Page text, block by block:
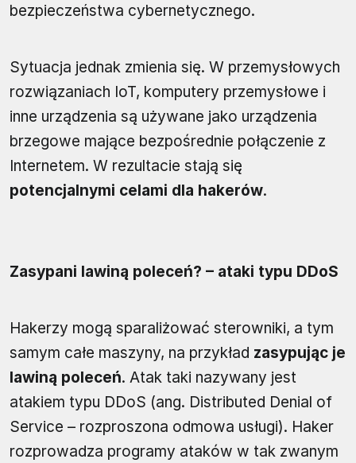
bezpieczeństwa cybernetycznego.
Sytuacja jednak zmienia się. W przemysłowych
rozwiązaniach IoT, komputery przemysłowe i
inne urządzenia są używane jako urządzenia
brzegowe mające bezpośrednie połączenie z
Internetem. W rezultacie stają się
potencjalnymi celami dla hakerów.
Zasypani lawiną poleceń? – ataki typu DDoS
Hakerzy mogą sparaliżować sterowniki, a tym
samym całe maszyny, na przykład zasypując je
lawiną poleceń. Atak taki nazywany jest
atakiem typu DDoS (ang. Distributed Denial of
Service – rozproszona odmowa usługi). Haker
rozprowadza programy ataków w tak zwanym